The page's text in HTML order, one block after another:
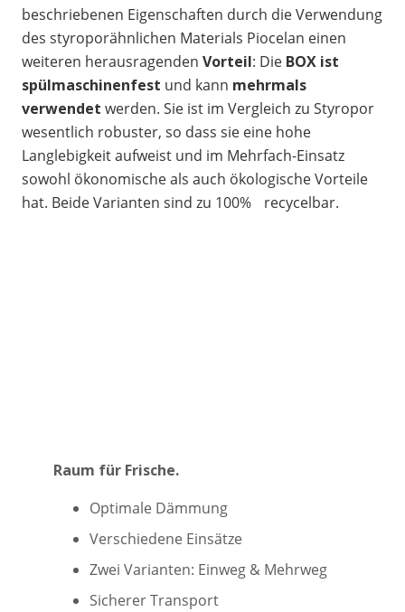
beschriebenen Eigenschaften durch die Verwendung
des styroporähnlichen Materials Piocelan einen
weiteren herausragenden Vorteil: Die BOX ist
spülmaschinenfest und kann mehrmals
verwendet werden. Sie ist im Vergleich zu Styropor
wesentlich robuster, so dass sie eine hohe
Langlebigkeit aufweist und im Mehrfach-Einsatz
sowohl ökonomische als auch ökologische Vorteile
hat. Beide Varianten sind zu 100% recycelbar.
Raum für Frische.
Optimale Dämmung
Verschiedene Einsätze
Zwei Varianten: Einweg & Mehrweg
Sicherer Transport